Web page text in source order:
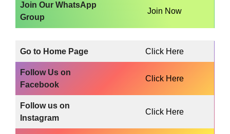
Join Our WhatsApp
Group
Join Now
Go to Home Page Click Here
Follow Us on
Facebook
Click Here
Follow us on
Instagram
Click Here